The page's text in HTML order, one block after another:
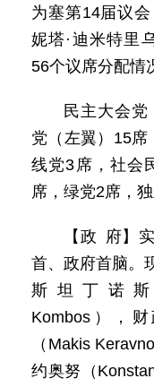
为塞第14届议
妮塔·迪米特里
56个议席分配情
民主大会
党（左翼）15席
线党3席，社会
席，绿党2席，独
【政 府】
首、政府首脑。
斯坦丁诺斯
Kombos），
（Makis
约奥努（